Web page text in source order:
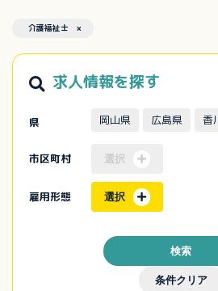
介護福祉士 ×
求人情報を探す
県 岡山県 広島県 香
市区町村 選択
雇用形態 選択
条件クリア
検索